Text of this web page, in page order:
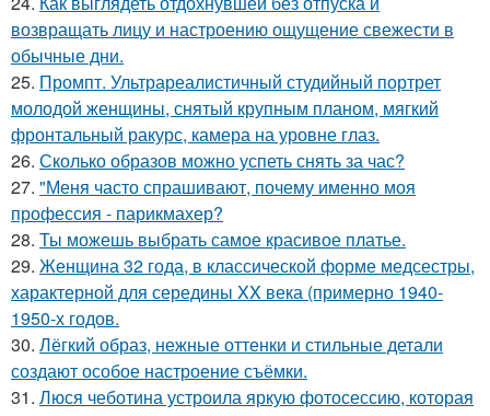
возвращать лицу и настроению ощущение свежести в
обычные дни.
25. Промпт. Ультрареалистичный студийный портрет
молодой женщины, снятый крупным планом, мягкий
фронтальный ракурс, камера на уровне глаз.
26. Сколько образов можно успеть снять за час?
27. "Меня часто спрашивают, почему именно моя
профессия - парикмахер?
28. Ты можешь выбрать самое красивое платье.
29. Женщина 32 года, в классической форме медсестры,
характерной для середины XX века (примерно 1940-
1950-х годов.
30. Лёгкий образ, нежные оттенки и стильные детали
создают особое настроение съёмки.
31. Люся чеботина устроила яркую фотосессию, которая